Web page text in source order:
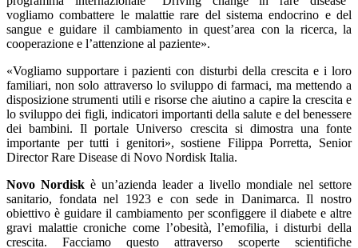
vogliamo combattere le malattie rare del sistema endocrino e del
sangue e guidare il cambiamento in quest’area con la ricerca, la
cooperazione e l’attenzione al paziente».
«Vogliamo supportare i pazienti con disturbi della crescita e i loro
familiari, non solo attraverso lo sviluppo di farmaci, ma mettendo a
disposizione strumenti utili e risorse che aiutino a capire la crescita e
lo sviluppo dei figli, indicatori importanti della salute e del benessere
dei bambini. Il portale Universo crescita si dimostra una fonte
importante per tutti i genitori», sostiene Filippa Porretta, Senior
Director Rare Disease di Novo Nordisk Italia.
Novo Nordisk è un’azienda leader a livello mondiale nel settore
sanitario, fondata nel 1923 e con sede in Danimarca. Il nostro
obiettivo è guidare il cambiamento per sconfiggere il diabete e altre
gravi malattie croniche come l’obesità, l’emofilia, i disturbi della
crescita. Facciamo questo attraverso scoperte scientifiche